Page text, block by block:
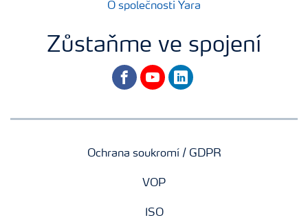
O společnosti Yara
Zůstaňme ve spojení
facebookyoutubelinkedin
Ochrana soukromí / GDPR
VOP
ISO